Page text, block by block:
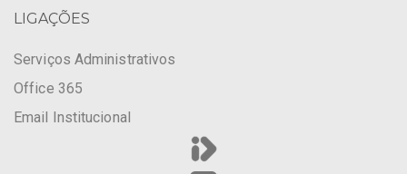
LIGAÇÕES
Serviços Administrativos
Office 365
Email Institucional